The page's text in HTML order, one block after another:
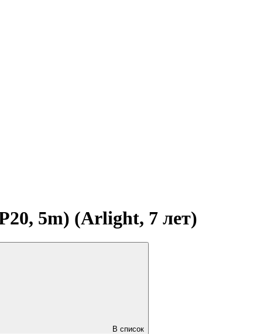
5m) (Arlight, 7 лет)
В список